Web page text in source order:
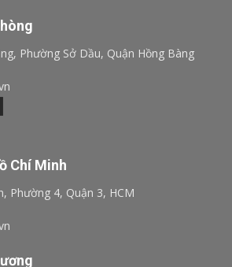
Phường Sở Dầu, Quận Hồng Bàng
Chí Minh
Phường 4, Quận 3, HCM